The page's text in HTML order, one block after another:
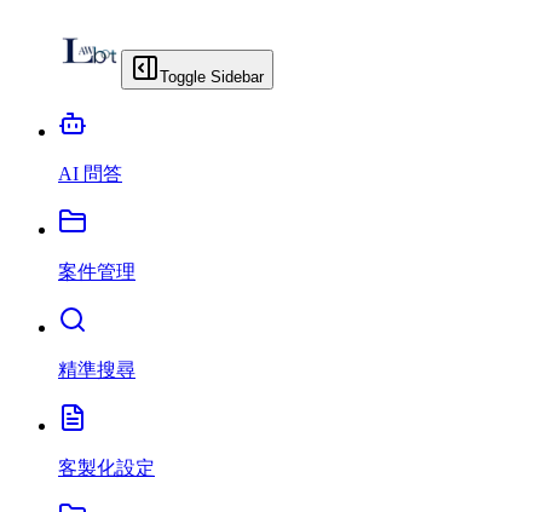
Toggle Sidebar
AI 問答
案件管理
精準搜尋
客製化設定